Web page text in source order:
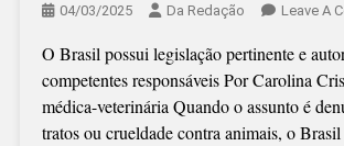
04/03/2025 Da Redação Leave A
O Brasil possui legislação pertinente e
competentes responsáveis Por Carolina
médica-veterinária Quando o assunto é
tratos ou crueldade contra animais, o Brasil